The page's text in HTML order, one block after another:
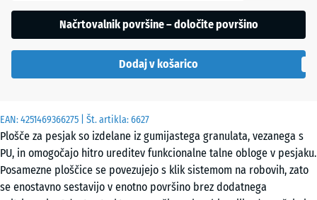
EAN:4251469366275 | Št. artikla:6627
Plošče za pesjak so izdelane iz gumijastega granulata, vezanega s
PU, in omogočajo hitro ureditev funkcionalne talne obloge v pesjaku.
Posamezne ploščice se povezujejo s klik sistemom na robovih, zato
se enostavno sestavijo v enotno površino brez dodatnega
je v
o izdelku
drugače).
x
50
x 4
cm
|
Načrtovalnik površine – določite površino
Dodaj v košarico